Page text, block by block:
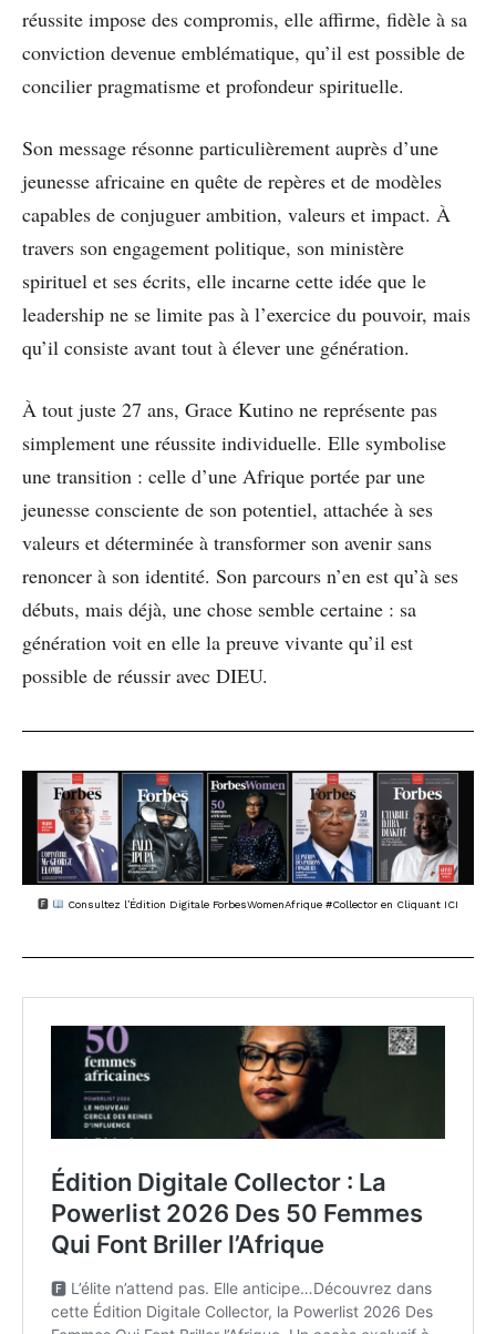
réussite impose des compromis, elle affirme, fidèle à sa
conviction devenue emblématique, qu’il est possible de
concilier pragmatisme et profondeur spirituelle.
Son message résonne particulièrement auprès d’une
jeunesse africaine en quête de repères et de modèles
capables de conjuguer ambition, valeurs et impact. À
travers son engagement politique, son ministère
spirituel et ses écrits, elle incarne cette idée que le
leadership ne se limite pas à l’exercice du pouvoir, mais
qu’il consiste avant tout à élever une génération.
À tout juste 27 ans, Grace Kutino ne représente pas
simplement une réussite individuelle. Elle symbolise
une transition : celle d’une Afrique portée par une
jeunesse consciente de son potentiel, attachée à ses
valeurs et déterminée à transformer son avenir sans
renoncer à son identité. Son parcours n’en est qu’à ses
débuts, mais déjà, une chose semble certaine : sa
génération voit en elle la preuve vivante qu’il est
possible de réussir avec DIEU.
🅵 Consultez l’Édition Digitale ForbesWomenAfrique #Collector en Cliquant ICI